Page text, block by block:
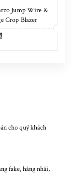
Jump Wire &
Crop Blazer
cho quý khách
fake, hàng nhái,